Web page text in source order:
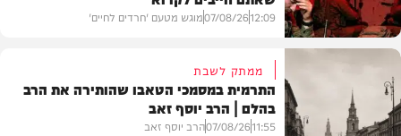
דעות
12:09
07/08/26מוגש מטעם 'חרדים לחיים'
ממתק לשבת
התרמית במסמכי הטאבו שהותירה את הרב
בהלם | הרב יוסף זאב
11:55
07/08/26הרב יוסף זאב